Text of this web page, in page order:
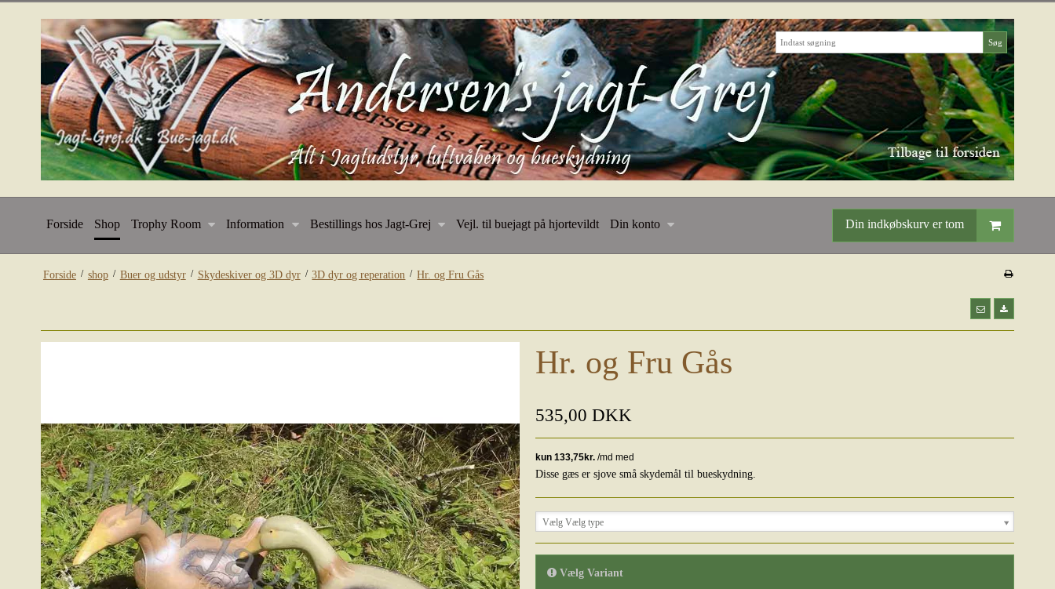
Søg
Forside Shop Trophy Room Information Bestillings hos Jagt-Grej Vejl. til buejagt på hjortevildt Din konto Din indkøbskurv er tom
Forside / shop / Buer og udstyr / Skydeskiver og 3D dyr / 3D dyr og reperation / Hr. og Fru Gås
Hr. og Fru Gås
535,00 DKK
Disse gæs er sjove små skydemål til bueskydning.
Vælg Vælg type
Vælg Variant